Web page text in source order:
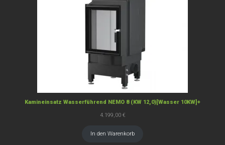
Kamineinsatz Wasserführend NEMO 8 (KW 12,0)[Wasser 10KW]+
4.199,00 €
In den Warenkorb